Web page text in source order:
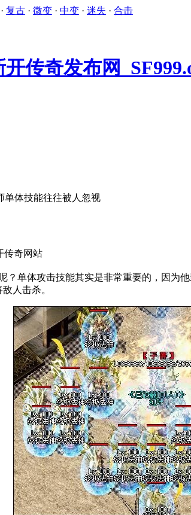
· 复古 · 微变 · 中变 · 迷失 · 合击
单体技能往往被人忽视
传奇网站
？单体攻击技能其实是非常重要的，因为
人击杀。